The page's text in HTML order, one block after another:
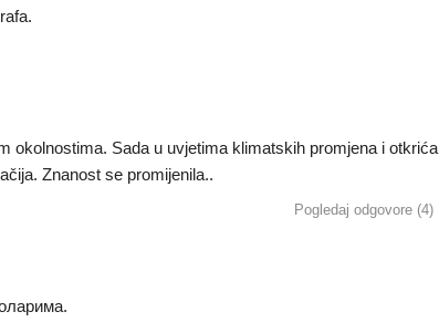
okolnostima. Sada u uvjetima klimatskih promjena i otkrića
Znanost se promijenila..
Pogledaj odgovore (4)